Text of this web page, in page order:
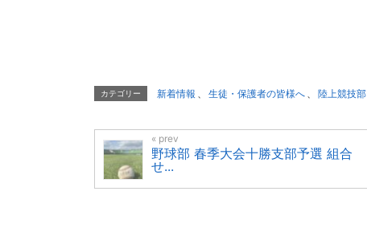
カテゴリー 新着情報 生徒・保護者の皆様へ 陸上競技部
野球部 春季大会十勝支部予選 組合
せ...